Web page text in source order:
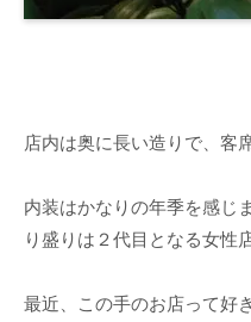
店内は奥に長い造りで、客
内装はかなりの年季を感じ
り盛りは２代目となる女性
最近、この手のお店って好